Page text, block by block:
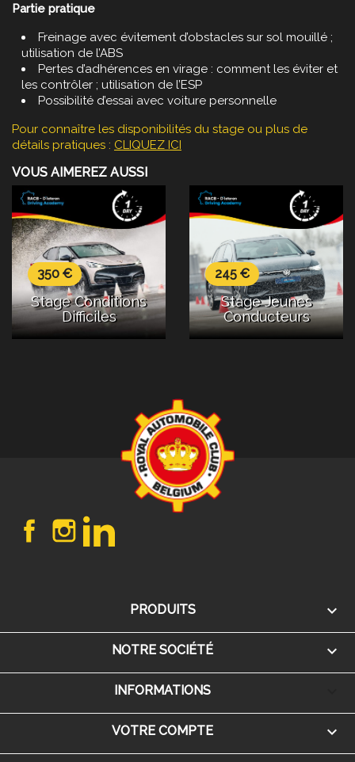
Partie pratique
Freinage avec évitement d’obstacles sur sol mouillé ;
utilisation de l’ABS
Pertes d’adhérences en virage : comment les éviter et
les contrôler ; utilisation de l’ESP
Possibilité d’essai avec voiture personnelle
Pour connaître les disponibilités du stage ou plus de
détails pratiques : CLIQUEZ ICI
VOUS AIMEREZ AUSSI
Stage Conditions
Difficiles
350 €
Stage Jeunes
Conducteurs
245 €
FacebookInstagram
PRODUITS 
NOTRE SOCIÉTÉ 
INFORMATIONS
VOTRE COMPTE 